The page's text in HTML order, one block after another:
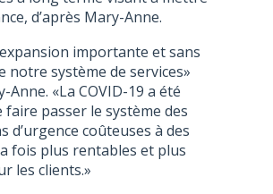
d’après Mary-Anne.
importante et sans
notre système de services»
Anne. «La COVID-19 a été
faire passer le système des
d’urgence coûteuses à des
fois plus rentables et plus
les clients.»